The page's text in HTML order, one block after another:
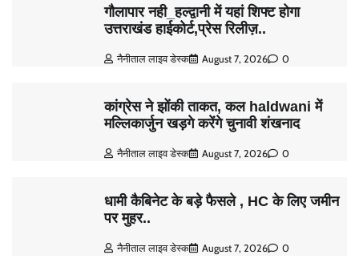
गौलापार नही_हल्द्वानी में यहां शिफ्ट होगा
उत्तराखंड हाईकोर्ट,प्रेस रिलीज़..
नैनीताल लाइव डेस्क August 7, 2026 0
कांग्रेस ने झोंकी ताकत, कल haldwani में
मल्लिकार्जुन खड़गे करेंगे चुनावी शंखनाद
नैनीताल लाइव डेस्क August 7, 2026 0
धामी कैबिनेट के बड़े फैसले , HC के लिए जमीन
पर मुहर..
नैनीताल लाइव डेस्क August 7, 2026 0